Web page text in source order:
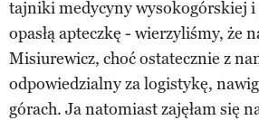
tajniki medycyny wysokogórskiej i
opasłą apteczkę - wierzyliśmy, że
Misiurewicz, choć ostatecznie z
odpowiedzialny za logistykę,
górach. Ja natomiast zajęłam się